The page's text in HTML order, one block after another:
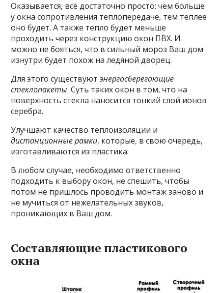
Оказывается, всё достаточно просто: чем больше
у окна сопротивления теплопередаче, тем теплее
оно будет. А также тепло будет меньше
проходить через конструкцию окон ПВХ. И
можно не бояться, что в сильный мороз Ваш дом
изнутри будет похож на ледяной дворец.
Для этого существуютэнергосберегающие
стеклопакеты. Суть таких окон в том, что на
поверхность стекла наносится тонкий слой ионов
серебра.
Улучшают качество теплоизоляции и
дистанционные рамки, которые, в свою очередь,
изготавливаются из пластика.
В любом случае, необходимо ответственно
подходить к выбору окон, не спешить, чтобы
потом не пришлось проводить монтаж заново и
не мучиться от нежелательных звуков,
проникающих в Ваш дом.
Составляющие пластикового
окна